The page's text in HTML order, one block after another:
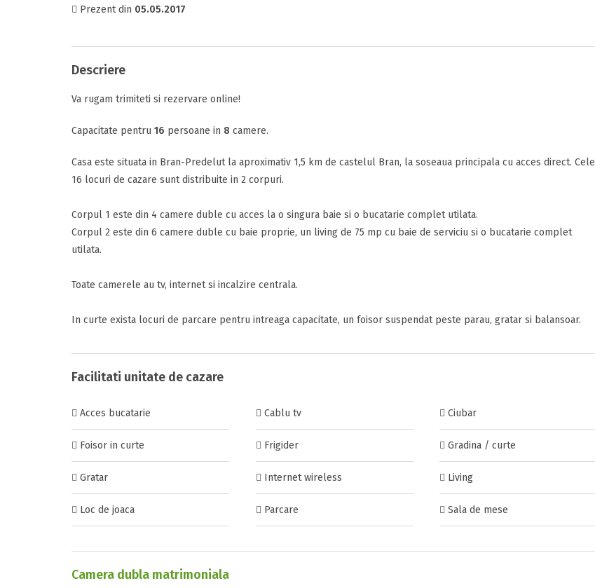
Prezent din 05.05.2017
Descriere
Va rugam trimiteti si rezervare online!
Capacitate pentru 16 persoane in 8 camere.
Casa este situata in Bran-Predelut la aproximativ 1,5 km de castelul Bran, la soseaua principala cu acces direct. Cele
16 locuri de cazare sunt distribuite in 2 corpuri.
Corpul 1 este din 4 camere duble cu acces la o singura baie si o bucatarie complet utilata.
Corpul 2 este din 6 camere duble cu baie proprie, un living de 75 mp cu baie de serviciu si o bucatarie complet
utilata.
Toate camerele au tv, internet si incalzire centrala.
In curte exista locuri de parcare pentru intreaga capacitate, un foisor suspendat peste parau, gratar si balansoar.
Facilitati unitate de cazare
Acces bucatarie Cablu tv Ciubar
Foisor in curte Frigider Gradina / curte
Gratar Internet wireless Living
Loc de joaca Parcare Sala de mese
Camera dubla matrimoniala
Facilitati
Am citit si sunt de acord cuTermenii si Conditiileacestui portal.
Adauga recenzia
Data plecarii
Inscrieti-va GRATUIT pe grupul nostru de cazare